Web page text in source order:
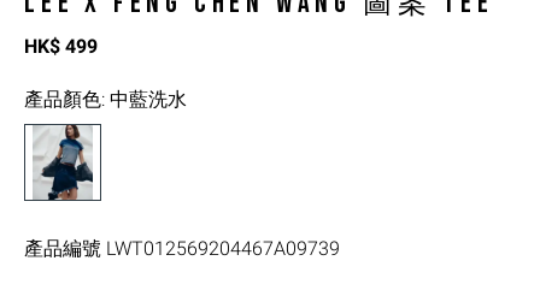
HK$ 499
產品顏色: 中藍洗水
產品編號 LWT012569204467A09739